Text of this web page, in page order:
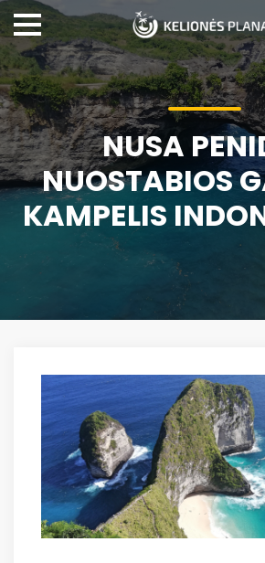
NUSA
NUOSTABIOS
KAMPELIS